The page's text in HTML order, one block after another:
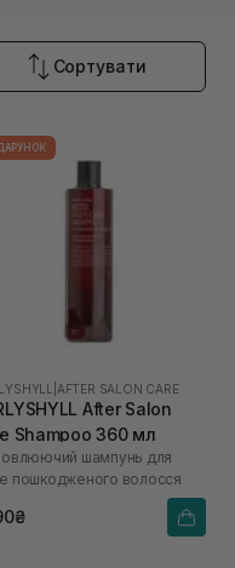
Сортувати
AFTER SALON CARE
After Salon
Shampoo 360 мл
шампунь для
пошкодженого волосся